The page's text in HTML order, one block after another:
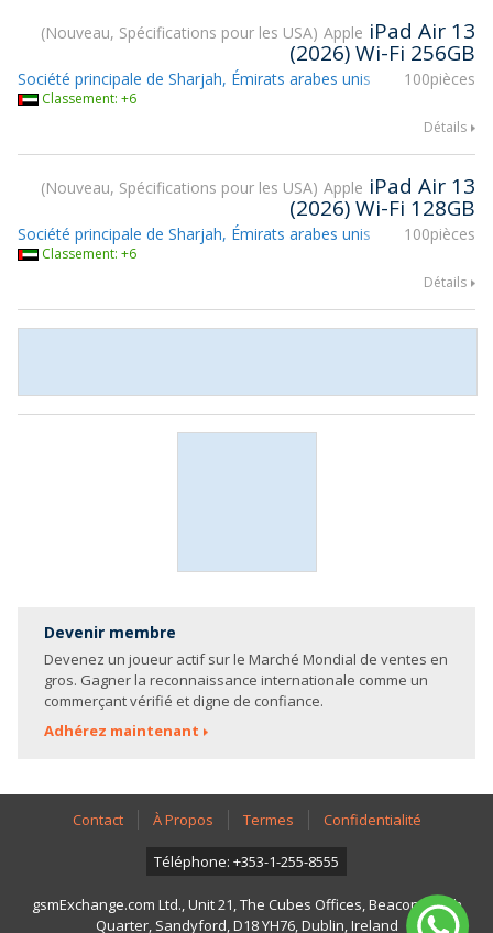
Nouveau, Spécifications pour les USA Apple iPad Air 13
(2026) Wi-Fi 256GB
100pièces
Société principale de Sharjah, Émirats arabes unis
Classement: +6
Détails
Nouveau, Spécifications pour les USA Apple iPad Air 13
(2026) Wi-Fi 128GB
100pièces
Société principale de Sharjah, Émirats arabes unis
Classement: +6
Détails
Devenir membre
Devenez un joueur actif sur le Marché Mondial de ventes en
gros. Gagner la reconnaissance internationale comme un
commerçant vérifié et digne de confiance.
Adhérez maintenant
Contact À Propos Termes Confidentialité
Téléphone: +353-1-255-8555
gsmExchange.com Ltd., Unit 21, The Cubes Offices, Beacon South
Quarter, Sandyford, D18 YH76, Dublin, Ireland